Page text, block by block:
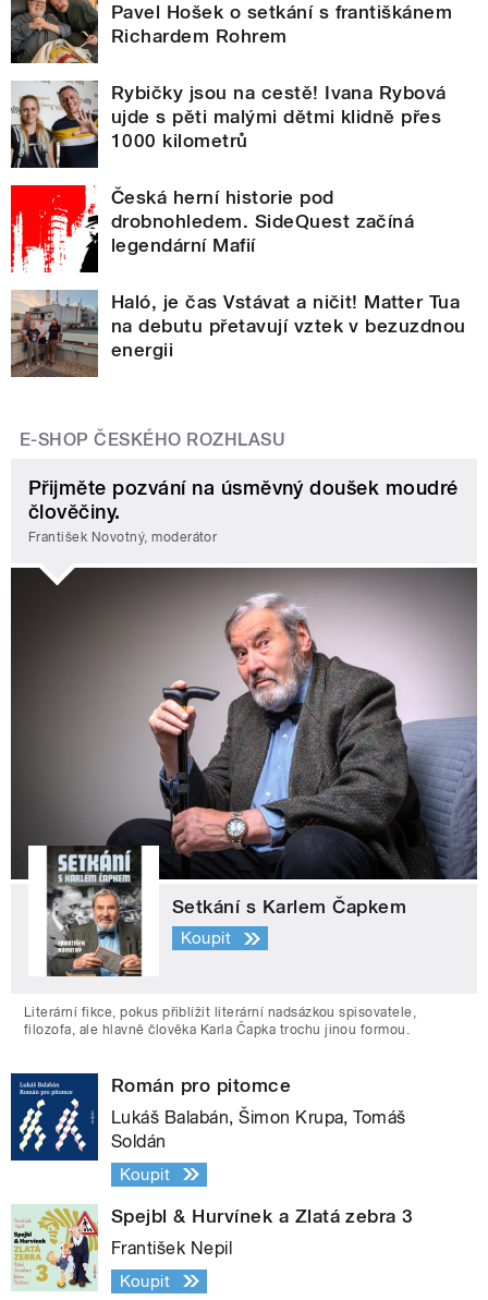
Pavel Hošek o setkání s františkánem
Richardem Rohrem
Rybičky jsou na cestě! Ivana Rybová
ujde s pěti malými dětmi klidně přes
1000 kilometrů
Česká herní historie pod
drobnohledem. SideQuest začíná
legendární Mafií
Haló, je čas Vstávat a ničit! Matter Tua
na debutu přetavují vztek v bezuzdnou
energii
E-SHOP ČESKÉHO ROZHLASU
Přijměte pozvání na úsměvný doušek moudré
člověčiny.
František Novotný, moderátor
Setkání s Karlem Čapkem
Koupit
Literární fikce, pokus přiblížit literární nadsázkou spisovatele,
filozofa, ale hlavně člověka Karla Čapka trochu jinou formou.
Román pro pitomce
Lukáš Balabán, Šimon Krupa, Tomáš
Soldán
Koupit
Spejbl & Hurvínek a Zlatá zebra 3
František Nepil
Koupit